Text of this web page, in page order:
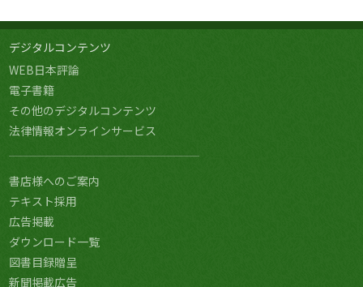
デジタルコンテンツ
WEB日本評論
電子書籍
その他のデジタルコンテンツ
法律情報オンラインサービス
書店様へのご案内
テキスト採用
広告掲載
ダウンロード一覧
図書目録贈呈
新聞掲載広告